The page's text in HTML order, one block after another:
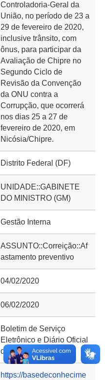
Controladoria-Geral da
União, no período de 23 a
29 de fevereiro de 2020,
inclusive trânsito, com
ônus, para participar da
Avaliação de Chipre no
Segundo Ciclo de
Revisão da Convenção
da ONU contra a
Corrupção, que ocorrerá
nos dias 25 a 27 de
fevereiro de 2020, em
Nicósia/Chipre.
Distrito Federal (DF)
UNIDADE::GABINETE
DO MINISTRO (GM)
Gestão Interna
ASSUNTO::Correição::Af
astamento preventivo
04/02/2020
06/02/2020
Boletim de Serviço
Eletrônico e Diário Oficial
da União
https://basedeconhecime